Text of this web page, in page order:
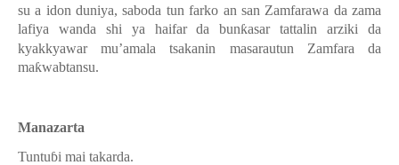
su a idon duniya, saboda tun farko an san Zamfarawa da zama
lafiya wanda shi ya haifar da bunƙasar tattalin arziki da
kyakkyawar mu’amala tsakanin masarautun Zamfara da
maƙwabtansu.
Manazarta
Tuntuɓi mai takarda.